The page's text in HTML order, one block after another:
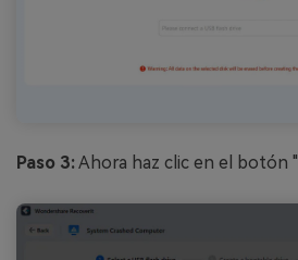
Paso 3:Ahora haz clic en el botón "